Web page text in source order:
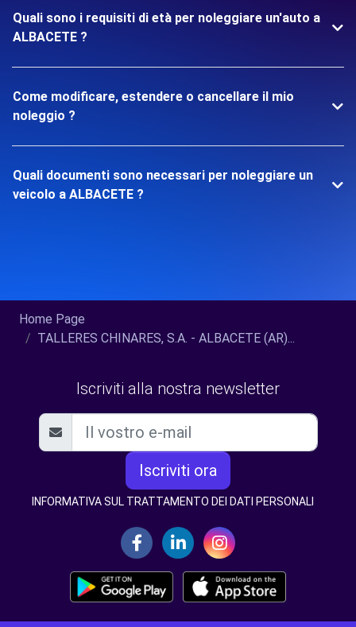
Quali sono i requisiti di età per noleggiare un'auto a
ALBACETE ?
Come modificare, estendere o cancellare il mio
noleggio ?
Quali documenti sono necessari per noleggiare un
veicolo a ALBACETE ?
Home Page
TALLERES CHINARES, S.A. - ALBACETE (AR)...
Iscriviti alla nostra newsletter
Iscriviti ora
INFORMATIVA SUL TRATTAMENTO DEI DATI PERSONALI